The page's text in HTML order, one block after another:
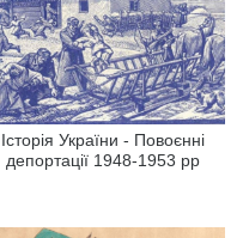
Історія України - Повоєнні
депортації 1948-1953 рр